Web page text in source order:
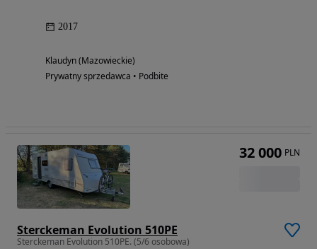
2017
Klaudyn (Mazowieckie)
Prywatny sprzedawca • Podbite
Sterckeman Evolution 510PE
Sterckeman Evolution 510PE. (5/6 osobowa)
32 000 PLN